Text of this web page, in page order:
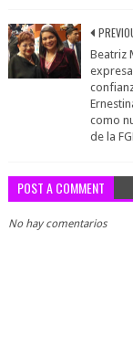
Beatriz
como
de la
POST A COMMENT
No hay comentarios